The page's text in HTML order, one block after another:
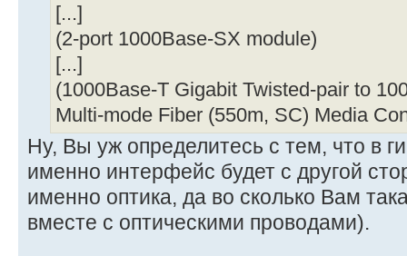
[...]
(2-port 1000Base-SX module)
[...]
(1000Base-T Gigabit Twisted-pair to
Multi-mode Fiber (550m, SC) Media
Ну, Вы уж определитесь с тем, что в
именно интерфейс будет с другой
именно оптика, да во сколько Вам
вместе с оптическими проводами).